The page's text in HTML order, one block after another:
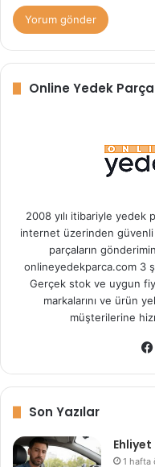
Online Yedek Parça
2008 yılı itibariyle yedek
internet üzerinden güvenli
parçaların
onlineyedekparca.com 3
Gerçek stok ve uygun
markalarını ve ürün
müşterilerine
Son Yazılar
1 hafta